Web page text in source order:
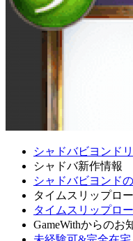
シャドバビヨンド
シャドバ新作情報
シャドバビヨンド
タイムスリップロ
タイムスリップロ
GameWithからのお